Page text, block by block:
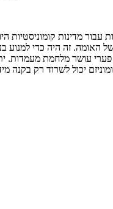
עבור מדינות קומוניסטיות
האומה. זה היה כדי למנוע
פערי עושר מלחמת מעמדות.
יכול לשרוד רק בקנה